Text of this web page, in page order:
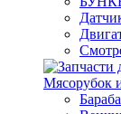
Мясорубок